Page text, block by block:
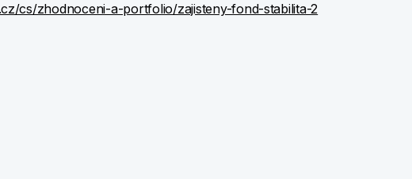
cs/zhodnoceni-a-portfolio/zajisteny-fond-stabilita-2